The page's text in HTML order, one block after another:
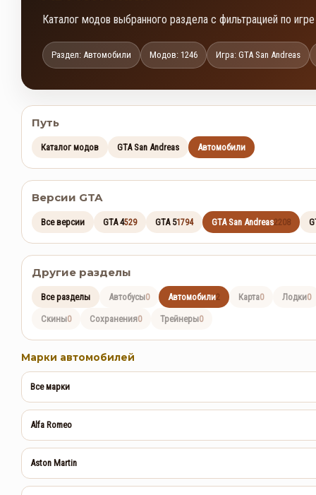
Каталог модов выбранного раздела с фильтрацией по
Раздел: Автомобили Модов: 1246 Игра: GTA San Andreas
Путь
Каталог модов GTA San Andreas Автомобили
Версии GTA
Все версии GTA 4529 GTA 51794 GTA San Andreas2208
Другие разделы
Все разделы Автобусы0 Автомобили2 Карта0 Лодки0
Скины0 Сохранения0 Трейнеры0
Марки автомобилей
Все марки
Alfa Romeo
Aston Martin